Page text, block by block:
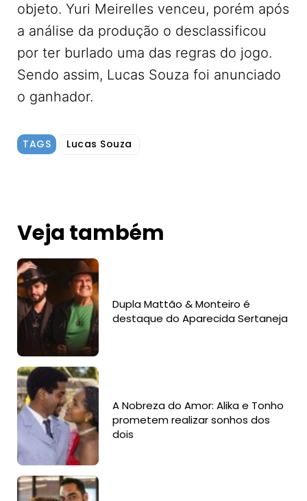
objeto. Yuri Meirelles venceu, porém após
a análise da produção o desclassificou
por ter burlado uma das regras do jogo.
Sendo assim, Lucas Souza foi anunciado
o ganhador.
TAGS Lucas Souza
Veja também
Dupla Mattão & Monteiro é
destaque do Aparecida Sertaneja
A Nobreza do Amor: Alika e Tonho
prometem realizar sonhos dos
dois